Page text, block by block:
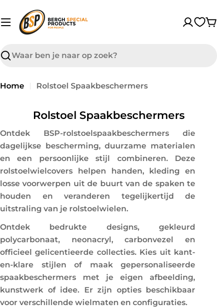
Skip to content
Skip to menu
Skip to footer
naar
inhoud
Zoek
Home Rolstoel Spaakbeschermers
C
l
e
c
t
e
Rolstoel Spaakbeschermers
Ontdek BSP-rolstoelspaakbeschermers die
dagelijkse bescherming, duurzame materialen
en een persoonlijke stijl combineren. Deze
rolstoelwielcovers helpen handen, kleding en
losse voorwerpen uit de buurt van de spaken te
houden en veranderen tegelijkertijd de
uitstraling van je rolstoelwielen.
Ontdek bedrukte designs, gekleurd
polycarbonaat, neonacryl, carbonvezel en
officieel gelicentieerde collecties. Kies uit kant-
en-klare stijlen of maak gepersonaliseerde
spaakbeschermers met je eigen afbeelding,
kunstwerk of idee. Er zijn opties beschikbaar
voor verschillende wielmaten en configuraties.